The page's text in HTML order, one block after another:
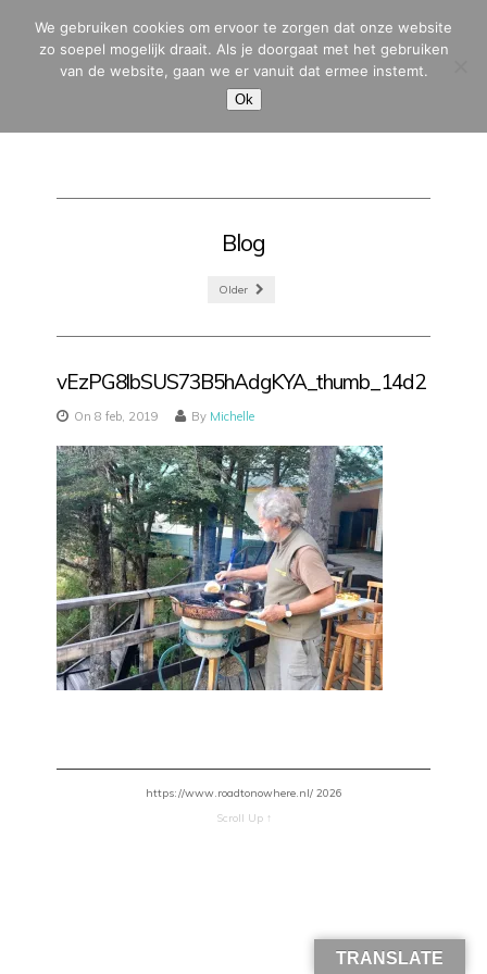
MENU
Blog
Older
vEzPG8lbSUS73B5hAdgKYA_thumb_14d2
On 8 feb, 2019 By Michelle
https://www.roadtonowhere.nl/ 2026
Scroll Up ↑
TRANSLATE
We gebruiken cookies om ervoor te zorgen dat onze website
zo soepel mogelijk draait. Als je doorgaat met het gebruiken
van de website, gaan we er vanuit dat ermee instemt.
Ok